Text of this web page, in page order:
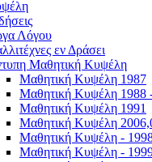
Λόγου
εν Δράσει
Μαθητική Κυψέλη
Μαθητική Κυψέλη 1987
Μαθητική Κυψέλη 1988
Μαθητική Κυψέλη 1991
Μαθητική Κυψέλη
Μαθητική Κυψέλη -
Μαθητική Κυψέλη -